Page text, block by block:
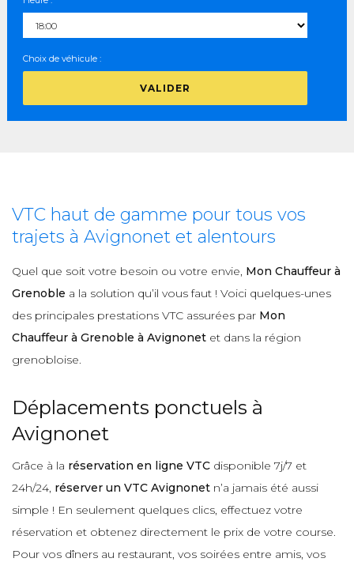
Choix de véhicule :
VALIDER
VTC haut de gamme pour tous vos
trajets à Avignonet et alentours
Quel que soit votre besoin ou votre envie, Mon Chauffeur à
Grenoble a la solution qu’il vous faut ! Voici quelques-unes
des principales prestations VTC assurées par Mon
Chauffeur à Grenoble à Avignonet et dans la région
grenobloise.
Déplacements ponctuels à
Avignonet
Grâce à la réservation en ligne VTC disponible 7j/7 et
24h/24, réserver un VTC Avignonet n’a jamais été aussi
simple ! En seulement quelques clics, effectuez votre
réservation et obtenez directement le prix de votre course.
Pour vos dîners au restaurant, vos soirées entre amis, vos